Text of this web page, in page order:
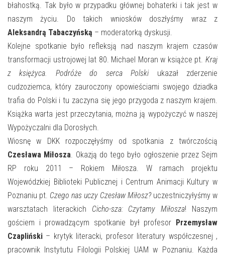
O NAS
błahostką. Tak było w przypadku głównej bohaterki i tak jest w
naszym życiu. Do takich wniosków doszłyśmy wraz z
Aleksandrą Tabaczyńską – moderatorką dyskusji.
Kolejne spotkanie było refleksją nad naszym krajem czasów
transformacji ustrojowej lat 80. Michael Moran w książce pt. Kraj
z księżyca. Podróże do serca Polskiukazał zderzenie
cudzoziemca, który zauroczony opowieściami swojego dziadka
trafia do Polski i tu zaczyna się jego przygoda z naszym krajem.
Książka warta jest przeczytania, można ją wypożyczyć w naszej
Wypożyczalni dla Dorosłych.
Wiosnę w DKK rozpoczęłyśmy od spotkania z twórczością
Czesława Miłosza. Okazją do tego było ogłoszenie przez Sejm
RP roku 2011 – Rokiem Miłosza. W ramach projektu
Wojewódzkiej Biblioteki Publicznej i Centrum Animacji Kultury w
Poznaniu pt. Czego nas uczy Czesław Miłosz?uczestniczyłyśmy w
warsztatach literackich Cicho-sza: Czytamy Miłosza! Naszym
gościem i prowadzącym spotkanie był profesor Przemysław
Czapliński – krytyk literacki, profesor literatury współczesnej ,
pracownik Instytutu Filologii Polskiej UAM w Poznaniu. Każda